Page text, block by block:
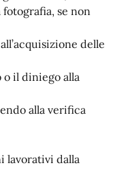
fotografia, se non
delle
o il diniego alla
alla verifica
lavorativi dalla